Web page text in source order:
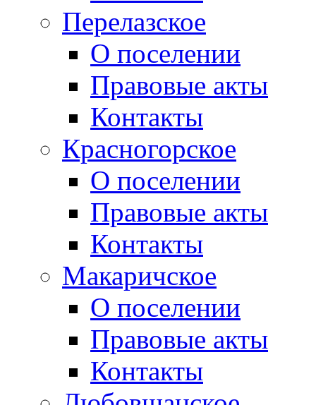
Перелазское
О поселении
Правовые акты
Контакты
Красногорское
О поселении
Правовые акты
Контакты
Макаричское
О поселении
Правовые акты
Контакты